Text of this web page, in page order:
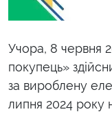
Учора, 8 червня
покупець»
за вироблену
липня 2024 року